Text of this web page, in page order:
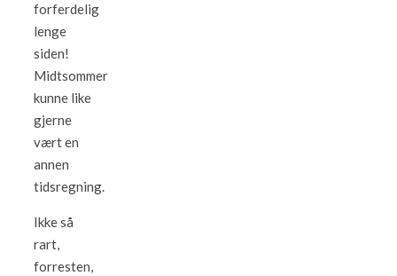
forferdelig
lenge
siden!
Midtsommer
kunne like
gjerne
vært en
annen
tidsregning.
Ikke så
rart,
forresten,